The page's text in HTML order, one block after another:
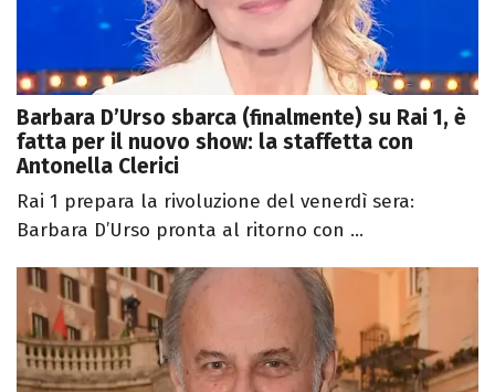
Barbara D’Urso sbarca (finalmente) su Rai 1, è
fatta per il nuovo show: la staffetta con
Antonella Clerici
Rai 1 prepara la rivoluzione del venerdì sera:
Barbara D’Urso pronta al ritorno con ...